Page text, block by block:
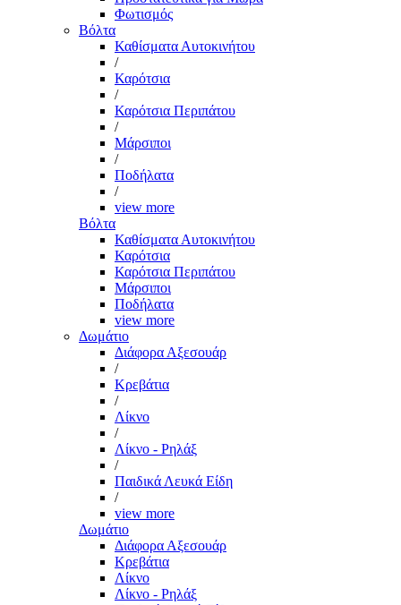
Φωτισμός
Βόλτα
Καθίσματα Αυτοκινήτου
/
Καρότσια
/
Καρότσια Περιπάτου
/
Μάρσιποι
/
Ποδήλατα
/
view more
Βόλτα
Καθίσματα Αυτοκινήτου
Καρότσια
Καρότσια Περιπάτου
Μάρσιποι
Ποδήλατα
view more
Δωμάτιο
Διάφορα Αξεσουάρ
/
Κρεβάτια
/
Λίκνο
/
Λίκνο - Ρηλάξ
/
Παιδικά Λευκά Είδη
/
view more
Δωμάτιο
Διάφορα Αξεσουάρ
Κρεβάτια
Λίκνο
Λίκνο - Ρηλάξ